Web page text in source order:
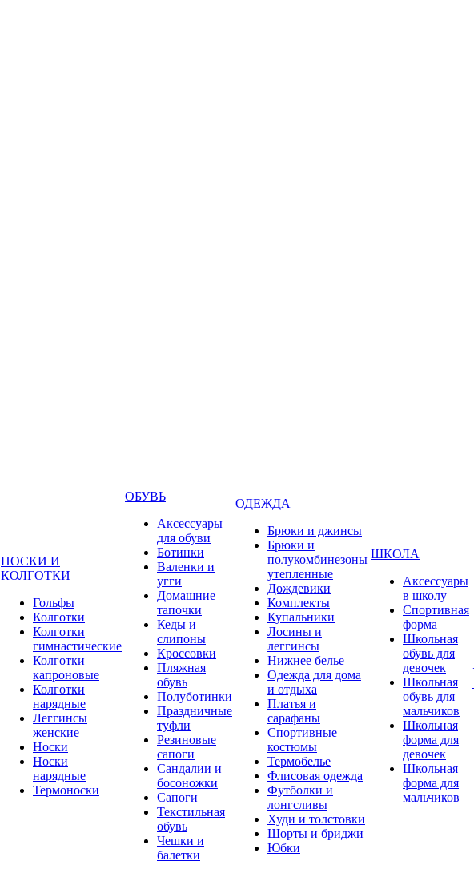
НОСКИ И
КОЛГОТКИ
Гольфы
Колготки
Колготки
гимнастические
Колготки
капроновые
Колготки
нарядные
Леггинсы
женские
Носки
Носки
нарядные
Термоноски
ОБУВЬ
Аксессуары
для обуви
Ботинки
Валенки и
угги
Домашние
тапочки
Кеды и
слипоны
Кроссовки
Пляжная
обувь
Полуботинки
Праздничные
туфли
Резиновые
сапоги
Сандалии и
босоножки
Сапоги
Текстильная
обувь
Чешки и
балетки
ОДЕЖДА
Брюки и джинсы
Брюки и
полукомбинезоны
утепленные
Дождевики
Комплекты
Купальники
Лосины и
леггинсы
Нижнее белье
Одежда для дома
и отдыха
Платья и
сарафаны
Спортивные
костюмы
Термобелье
Флисовая одежда
Футболки и
лонгсливы
Худи и толстовки
Шорты и бриджи
Юбки
ШКОЛА
Аксессуары
в школу
Спортивная
форма
Школьная
обувь для
девочек
Школьная
обувь для
мальчиков
Школьная
форма для
девочек
Школьная
форма для
мальчиков